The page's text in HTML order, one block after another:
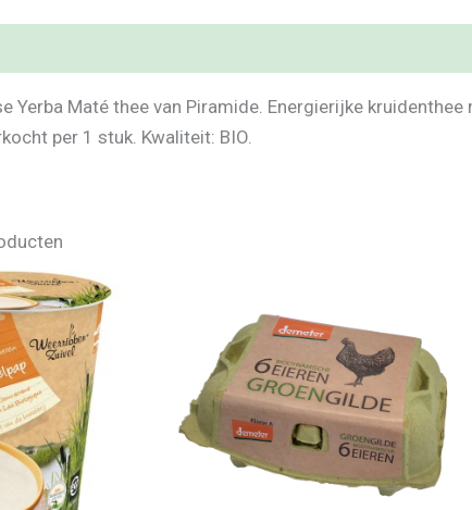
Yerba Maté thee van Piramide. Energierijke
per 1 stuk. Kwaliteit: BIO.